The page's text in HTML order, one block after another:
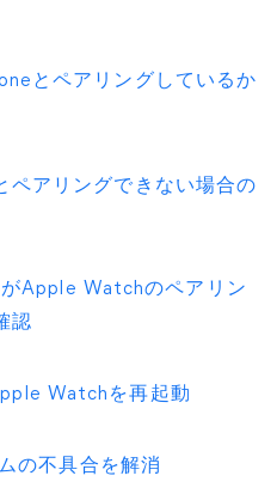
とペアリングしているか
アリングできない場合の
Apple Watchのペアリン
認
Watchを再起動
の不具合を解消